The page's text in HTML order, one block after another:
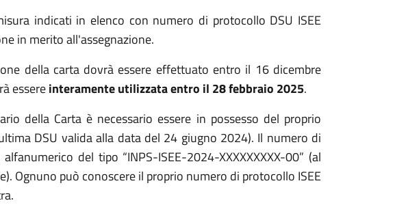
indicati in elenco con numero di protocollo DSU ISEE
in merito all'assegnazione.
della carta dovrà essere effettuato entro il 16 dicembre
essereinteramente utilizzata entro il 28 febbraio 2025.
della Carta è necessario essere in possesso del proprio
DSU valida alla data del 24 giugno 2024). Il numero di
del tipo “INPS-ISEE-2024-XXXXXXXXX-00” (al
Ognuno può conoscere il proprio numero di protocollo ISEE